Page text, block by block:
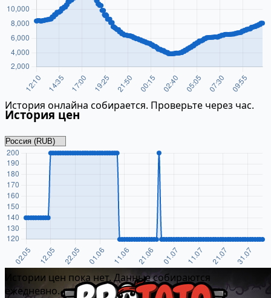
История онлайна собирается. Проверьте через час.
История цен
Истории цен пока нет. Данные собираются
ежедневно.